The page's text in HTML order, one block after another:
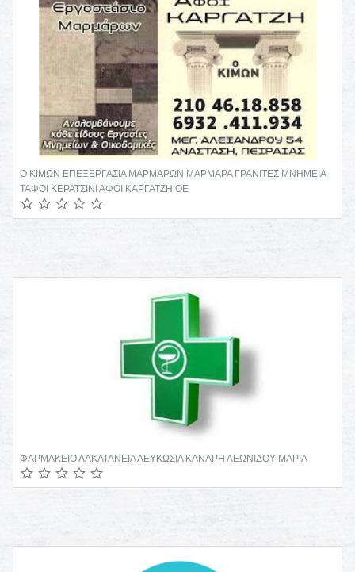
Ο ΚΙΜΩΝ ΕΠΕΞΕΡΓΑΣΙΑ ΜΑΡΜΑΡΩΝ ΜΑΡΜΑΡΑ ΓΡΑΝΙΤΕΣ ΜΝΗΜΕΙΑ
ΤΑΦΟΙ ΚΕΡΑΤΣΙΝΙ ΑΦΟΙ ΚΑΡΓΑΤΖΗ ΟΕ
ΦΑΡΜΑΚΕΙΟ ΛΑΚΑΤΑΝΕΙΑ ΛΕΥΚΩΣΙΑ ΚΑΝΑΡΗ ΛΕΩΝΙΔΟΥ ΜΑΡΙΑ